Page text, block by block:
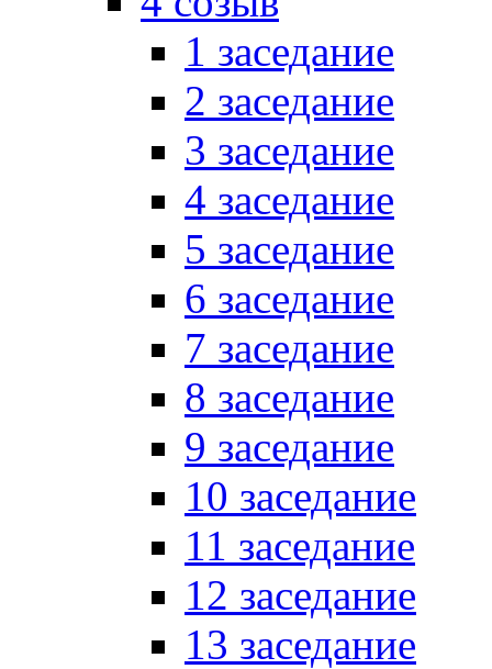
1 заседание
2 заседание
3 заседание
4 заседание
5 заседание
6 заседание
7 заседание
8 заседание
9 заседание
10 заседание
11 заседание
12 заседание
13 заседание